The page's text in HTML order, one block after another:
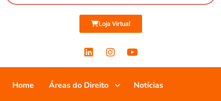
Loja Virtual
Home Áreas do Direito Notícias